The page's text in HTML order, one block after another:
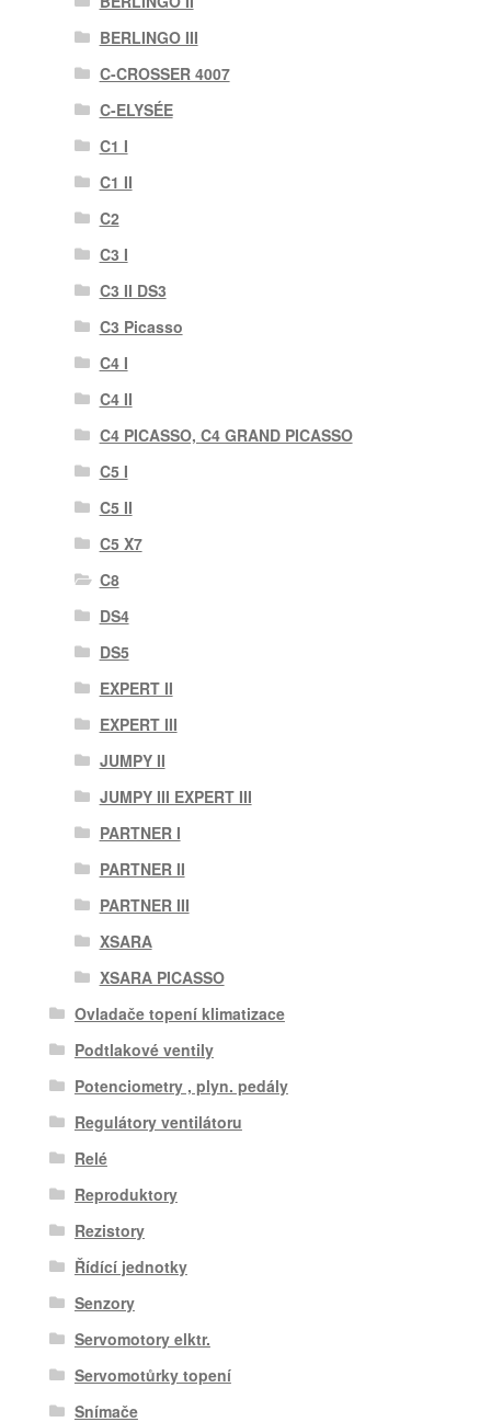
BERLINGO III
C-CROSSER 4007
C-ELYSÉE
C1 I
C1 II
C2
C3 I
C3 II DS3
C3 Picasso
C4 I
C4 II
C4 PICASSO, C4 GRAND PICASSO
C5 I
C5 II
C5 X7
C8
DS4
DS5
EXPERT II
EXPERT III
JUMPY II
JUMPY III EXPERT III
PARTNER I
PARTNER II
PARTNER III
XSARA
XSARA PICASSO
Ovladače topení klimatizace
Podtlakové ventily
Potenciometry , plyn. pedály
Regulátory ventilátoru
Relé
Reproduktory
Rezistory
Řídící jednotky
Senzory
Servomotory elktr.
Servomotůrky topení
Snímače